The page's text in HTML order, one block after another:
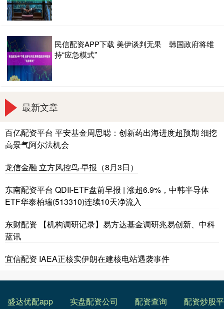
民信配资APP下载 美伊谈判无果 韩国政府将维
持“应急模式”
最新文章
百亿配资平台 平安基金周思聪：创新药出海进度超预期 细挖
高景气阿尔法机会
龙信金融 立方风控鸟·早报（8月3日）
东南配资平台 QDII-ETF盘前早报 | 涨超6.9%，中韩半导体
ETF华泰柏瑞(513310)连续10天净流入
东财配资 【机构调研记录】易方达基金调研兆易创新、中科
蓝讯
宜信配资 IAEA正核实伊朗在建核电站遇袭事件
盛达优配app 实盘配资公司 配资查询
配资炒股平